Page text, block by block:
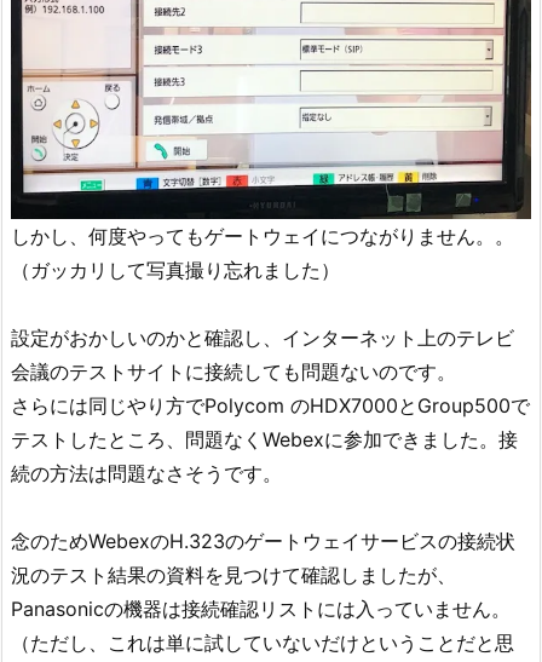
しかし、何度やってもゲートウェイにつながりません。。
（ガッカリして写真撮り忘れました）
設定がおかしいのかと確認し、インターネット上のテレビ
会議のテストサイトに接続しても問題ないのです。
さらには同じやり方でPolycom のHDX7000とGroup500で
テストしたところ、問題なくWebexに参加できました。接
続の方法は問題なさそうです。
念のためWebexのH.323のゲートウェイサービスの接続状
況のテスト結果の資料を見つけて確認しましたが、
Panasonicの機器は接続確認リストには入っていません。
（ただし、これは単に試していないだけということだと思